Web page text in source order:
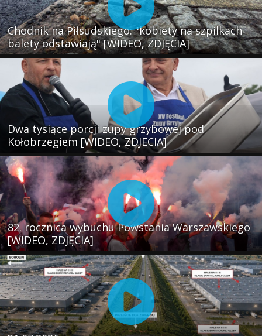
Chodnik na Piłsudskiego: "kobiety na szpilkach
balety odstawiają" [WIDEO, ZDJĘCIA]
Dwa tysiące porcji zupy grzybowej pod
Kołobrzegiem [WIDEO, ZDJECIA]
82. rocznica wybuchu Powstania Warszawskiego
[WIDEO, ZDJĘCIA]